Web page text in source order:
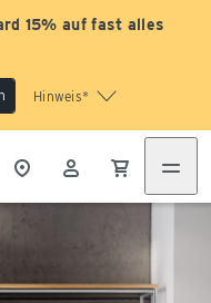
15% auf fast alles
Hinweis*